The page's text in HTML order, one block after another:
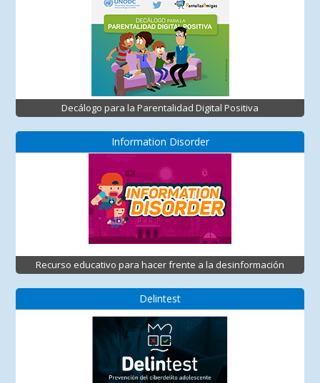
Decálogo para la Parentalidad Digital Positiva
Information Disorder
Recurso educativo para hacer frente a la desinformación
Delintest